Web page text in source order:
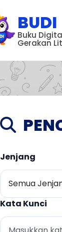
BUDI
Buku
Gerakan
Jenjang
Kata Kunci